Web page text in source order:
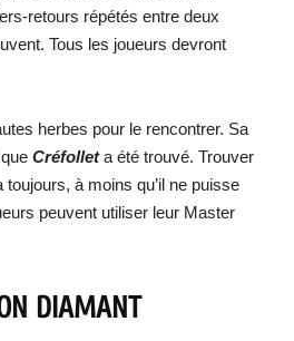
retours répétés entre deux
Tous les joueurs devront
herbes pour le rencontrer. Sa
Créfolleta été trouvé. Trouver
toujours, à moins qu’il ne puisse
peuvent utiliser leur Master
DIAMANT